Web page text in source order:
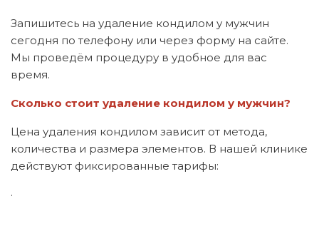
Запишитесь на удаление кондилом у мужчин
сегодня по телефону или через форму на сайте.
Мы проведём процедуру в удобное для вас
время.
Сколько стоит удаление кондилом у мужчин?
Цена удаления кондилом зависит от метода,
количества и размера элементов. В нашей клинике
действуют фиксированные тарифы:
·